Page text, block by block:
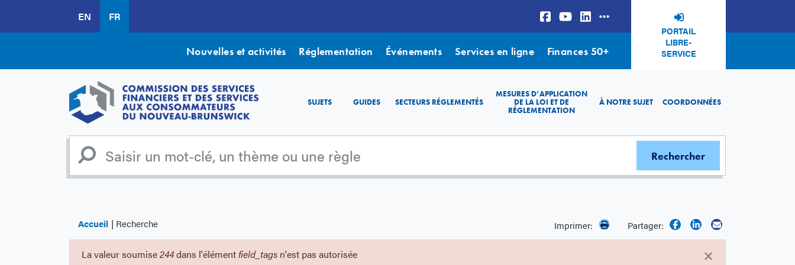
contenu
EN FR
PORTAIL
LIBRE-
SERVICE
Nouvelles et activités Réglementation Événements Services en ligne Finances 50+
SUJETS GUIDES SECTEURS RÉGLEMENTÉS
MESURES D’APPLICATION
DE LA LOI ET DE
RÉGLEMENTATION
À NOTRE SUJET COORDONNÉES
Accueil Recherche Imprimer: Partager:
La valeur soumise244dans l'élémentfield_tags n'est pas autorisée ×